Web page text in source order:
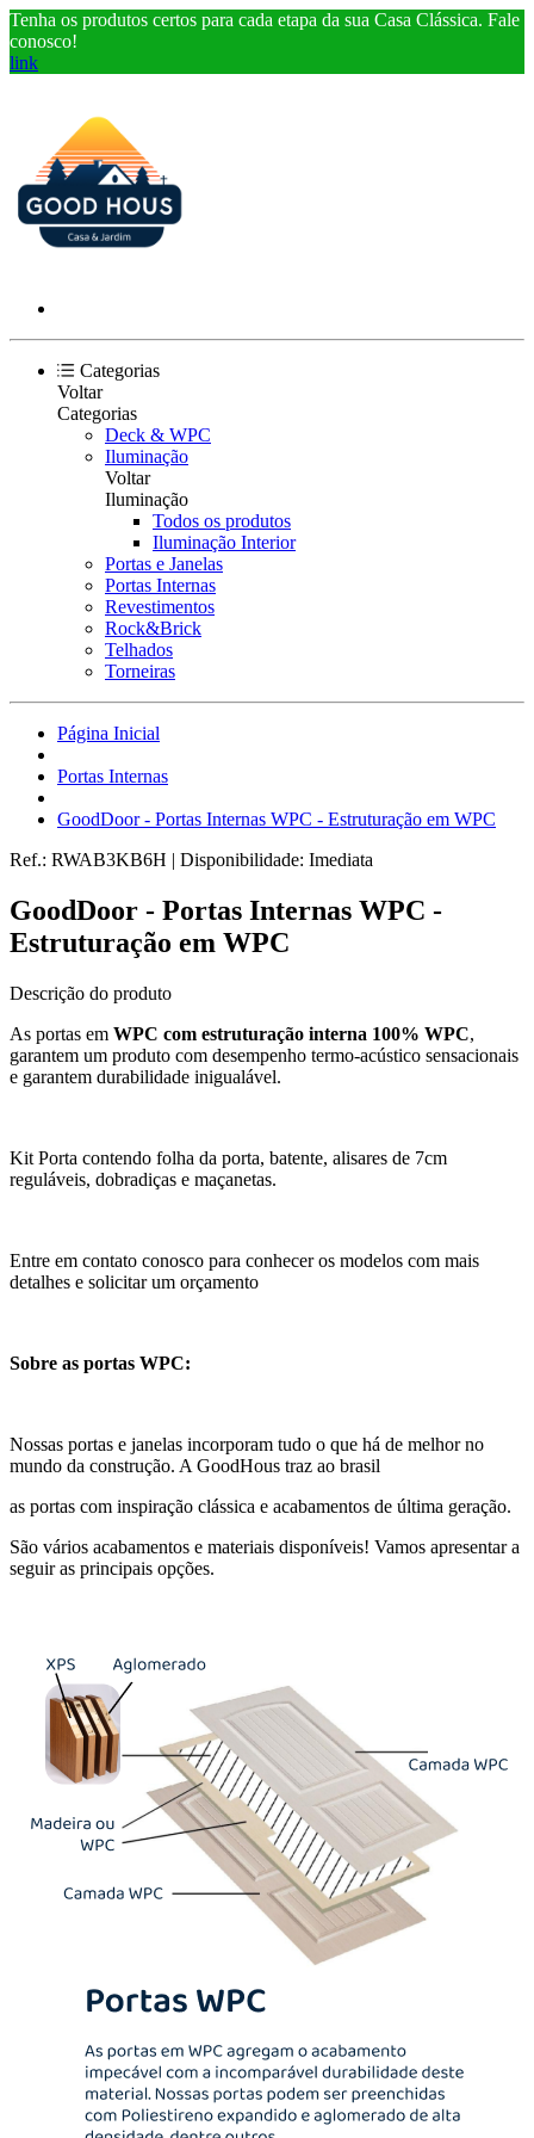
Tenha os produtos certos para cada etapa da sua Casa Clássica. Fale
conosco!
link
Categorias
Voltar
Categorias
Deck & WPC
Iluminação
Voltar
Iluminação
Todos os produtos
Iluminação Interior
Portas e Janelas
Portas Internas
Revestimentos
Rock&Brick
Telhados
Torneiras
Página Inicial
Portas Internas
GoodDoor - Portas Internas WPC - Estruturação em WPC
Ref.: RWAB3KB6H | Disponibilidade: Imediata
GoodDoor - Portas Internas WPC -
Estruturação em WPC
Descrição do produto
As portas em WPC com estruturação interna 100% WPC,
garantem um produto com desempenho termo-acústico sensacionais
e garantem durabilidade inigualável.
Kit Porta contendo folha da porta, batente, alisares de 7cm
reguláveis, dobradiças e maçanetas.
Entre em contato conosco para conhecer os modelos com mais
detalhes e solicitar um orçamento
Sobre as portas WPC:
Nossas portas e janelas incorporam tudo o que há de melhor no
mundo da construção. A GoodHous traz ao brasil
as portas com inspiração clássica e acabamentos de última geração.
São vários acabamentos e materiais disponíveis! Vamos apresentar a
seguir as principais opções.